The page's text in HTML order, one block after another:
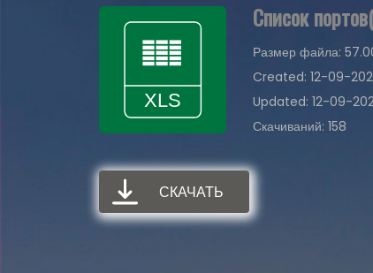
Список
Размер файла:
Created: 12-09-
Updated: 12-09-
Скачиваний: 158
СКАЧАТЬ